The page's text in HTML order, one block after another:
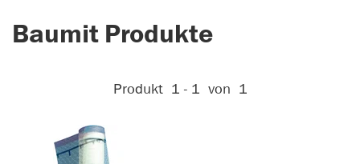
Baumit Produkte
Aktive Filter:
Produkt 1 - 1 von 1